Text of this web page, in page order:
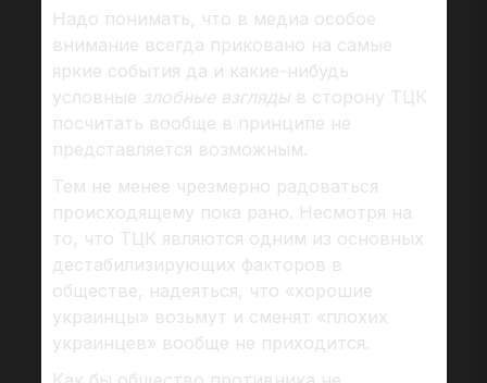
Надо понимать, что в медиа особое
внимание всегда приковано на самые
яркие события да и какие-нибудь
условные злобные взглядыв сторону ТЦК
посчитать вообще в принципе не
представляется возможным.
Тем не менее чрезмерно радоваться
происходящему пока рано. Несмотря на
то, что ТЦК являются одним из основных
дестабилизирующих факторов в
обществе, надеяться, что «хорошие
украинцы» возьмут и сменят «плохих
украинцев» вообще не приходится.